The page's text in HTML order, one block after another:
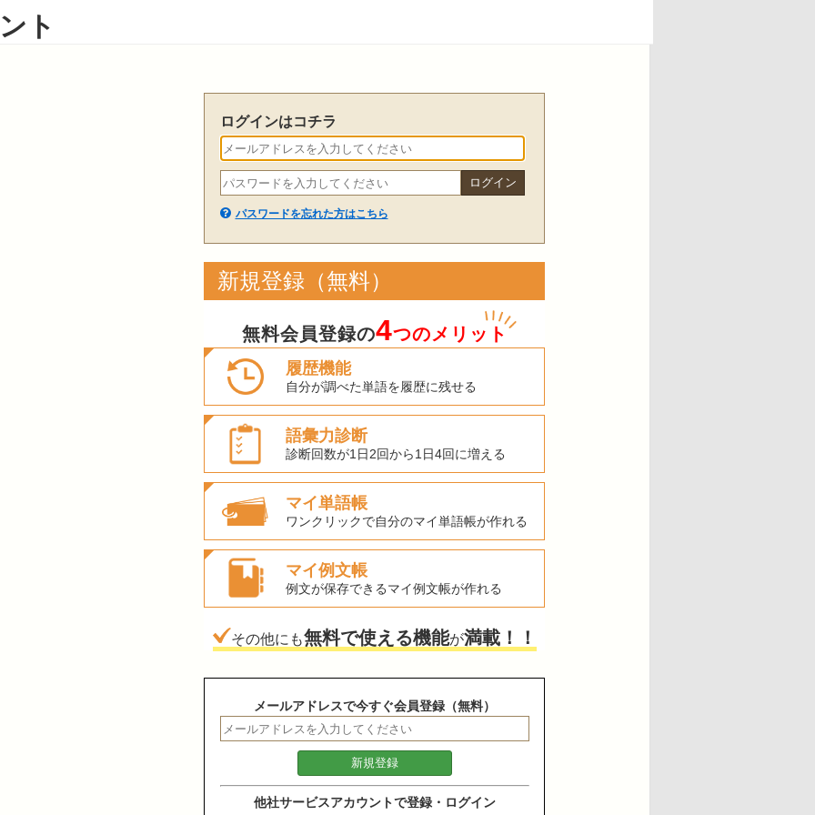
ト
ログインはコチラ
パスワードを忘れた方はこちら
新規登録（無料）
無料会員登録の4つのメリット
履歴機能
自分が調べた単語を履歴に残せる
語彙力診断
診断回数が1日2回から1日4回に増える
マイ単語帳
ワンクリックで自分のマイ単語帳が作れる
マイ例文帳
例文が保存できるマイ例文帳が作れる
その他にも無料で使える機能が満載！！
メールアドレスで今すぐ会員登録（無料）
他社サービスアカウントで登録・ログイン